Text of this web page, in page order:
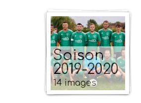
Saison
2019-2020
14 images